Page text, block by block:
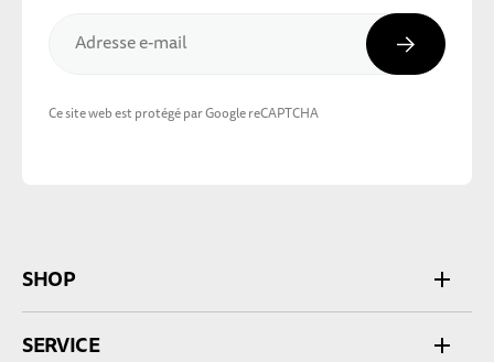
Adresse e-mail
Ce site web est protégé par Google reCAPTCHA
SHOP
SERVICE